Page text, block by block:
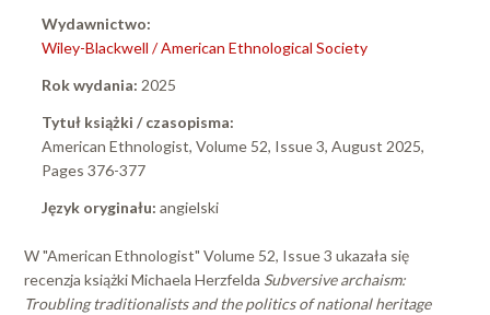
Wydawnictwo:
Wiley-Blackwell / American Ethnological Society
Rok wydania: 2025
Tytuł książki / czasopisma:
American Ethnologist, Volume 52, Issue 3, August 2025,
Pages 376-377
Język oryginału: angielski
W "American Ethnologist" Volume 52, Issue 3 ukazała się
recenzja książki Michaela Herzfelda Subversive archaism:
Troubling traditionalists and the politics of national heritage